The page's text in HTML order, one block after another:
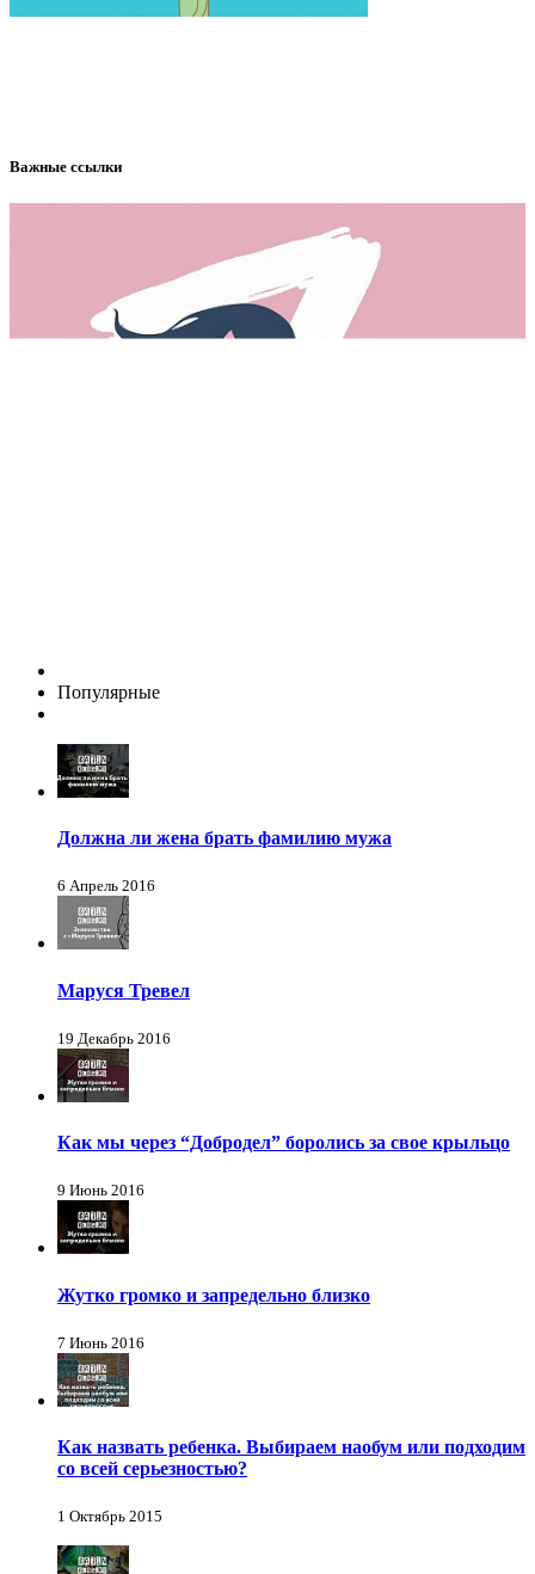
Важные ссылки
Популярные
Должна ли жена брать фамилию мужа
6 Апрель 2016
Маруся Тревел
19 Декабрь 2016
Как мы через “Добродел” боролись за свое крыльцо
9 Июнь 2016
Жутко громко и запредельно близко
7 Июнь 2016
Как назвать ребенка. Выбираем наобум или подходим
со всей серьезностью?
1 Октябрь 2015